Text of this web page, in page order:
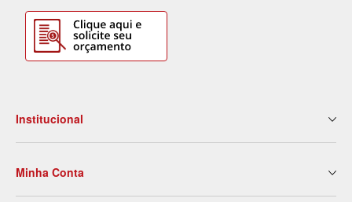
Institucional
Nossas Lojas
Serviços
Minha Conta